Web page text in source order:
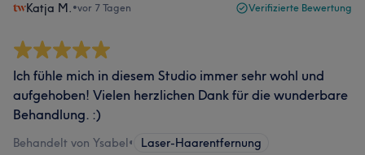
Katja M. •vor 7 Tagen Verifizierte Bewertung
Ich fühle mich in diesem Studio immer sehr wohl und
aufgehoben! Vielen herzlichen Dank für die wunderbare
Behandlung. :)
Behandelt von Ysabel• Laser-Haarentfernung